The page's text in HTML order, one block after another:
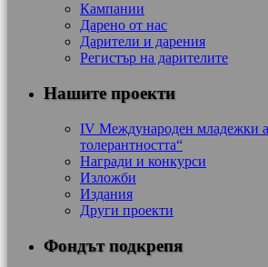
Кампании
Дарено от нас
Дарители и дарения
Регистър на дарителите
Нашите проекти
IV Международен младежки
толерантността“
Награди и конкурси
Изложби
Издания
Други проекти
Фондът подкрепя